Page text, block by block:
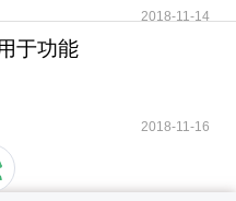
2018-11-14
于功能
2018-11-16